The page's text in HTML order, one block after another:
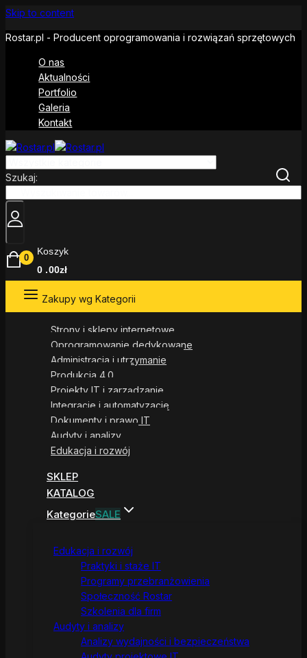
Skip to content
Rostar.pl - Producent oprogramowania i rozwiązań sprzętowych
O nas
Aktualności
Portfolio
Galeria
Kontakt
Szukaj:
0
Koszyk
0 .00zł
Zakupy wg Kategorii
Strony i sklepy internetowe
Oprogramowanie dedykowane
Administracja i utrzymanie
Produkcja 4.0
Projekty IT i zarządzanie
Integracje i automatyzacje
Dokumenty i prawo IT
Audyty i analizy
Edukacja i rozwój
SKLEP
KATALOG
KategorieSALE
Edukacja i rozwój
Praktyki i staże IT
Programy przebranżowienia
Społeczność Rostar
Szkolenia dla firm
Audyty i analizy
Analizy wydajności i bezpieczeństwa